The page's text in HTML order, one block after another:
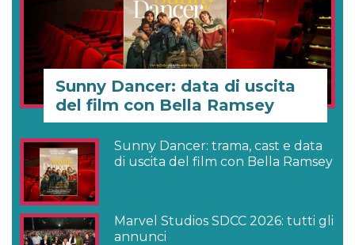
Sunny Dancer: data di uscita
del film con Bella Ramsey
Sunny Dancer: trama, cast e data
di uscita del film con Bella Ramsey
Marvel Studios SDCC 2026: tutti gli
annunci